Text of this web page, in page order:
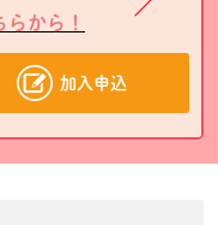
から！
加入申込